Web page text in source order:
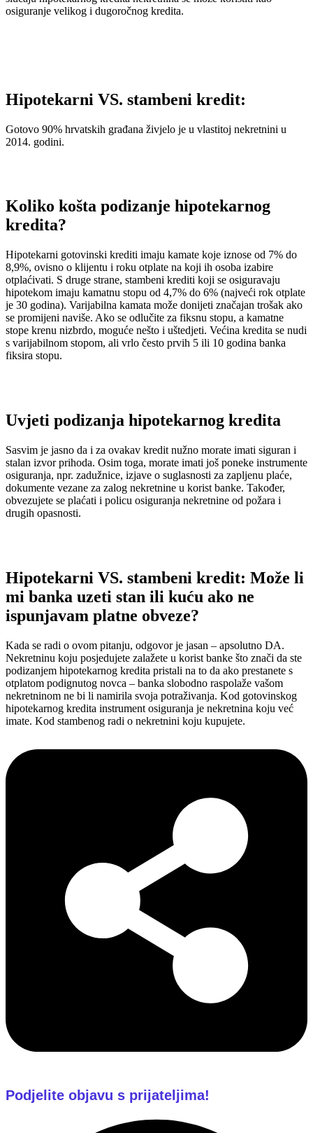
osiguranje velikog i dugoročnog kredita.
Hipotekarni VS. stambeni kredit:
Gotovo 90% hrvatskih građana živjelo je u vlastitoj nekretnini u
2014. godini.
Koliko košta podizanje hipotekarnog
kredita?
Hipotekarni gotovinski krediti imaju kamate koje iznose od 7% do
8,9%, ovisno o klijentu i roku otplate na koji ih osoba izabire
otplaćivati. S druge strane, stambeni krediti koji se osiguravaju
hipotekom imaju kamatnu stopu od 4,7% do 6% (najveći rok otplate
je 30 godina). Varijabilna kamata može donijeti značajan trošak ako
se promijeni naviše. Ako se odlučite za fiksnu stopu, a kamatne
stope krenu nizbrdo, moguće nešto i uštedjeti. Većina kredita se nudi
s varijabilnom stopom, ali vrlo često prvih 5 ili 10 godina banka
fiksira stopu.
Uvjeti podizanja hipotekarnog kredita
Sasvim je jasno da i za ovakav kredit nužno morate imati siguran i
stalan izvor prihoda. Osim toga, morate imati još poneke instrumente
osiguranja, npr. zadužnice, izjave o suglasnosti za zapljenu plaće,
dokumente vezane za zalog nekretnine u korist banke. Također,
obvezujete se plaćati i policu osiguranja nekretnine od požara i
drugih opasnosti.
Hipotekarni VS. stambeni kredit: Može li
mi banka uzeti stan ili kuću ako ne
ispunjavam platne obveze?
Kada se radi o ovom pitanju, odgovor je jasan – apsolutno DA.
Nekretninu koju posjedujete zalažete u korist banke što znači da ste
podizanjem hipotekarnog kredita pristali na to da ako prestanete s
otplatom podignutog novca – banka slobodno raspolaže vašom
nekretninom ne bi li namirila svoja potraživanja. Kod gotovinskog
hipotekarnog kredita instrument osiguranja je nekretnina koju već
imate. Kod stambenog radi o nekretnini koju kupujete.
Podjelite objavu s prijateljima!